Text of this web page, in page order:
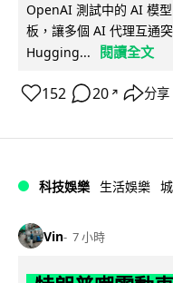
OpenAI 測試中的 AI 模
板，讓多個 AI 代理互通
Hugging...
閱讀全文
152 20 ↗ 分享
科技娛樂 生活娛樂
Vin 7 小時